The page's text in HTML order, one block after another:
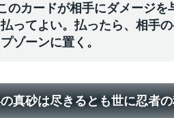
のカードが相手にダメージを
ってよい。払ったら、相手
ゾーンに置く。
真砂は尽きるとも世に忍者